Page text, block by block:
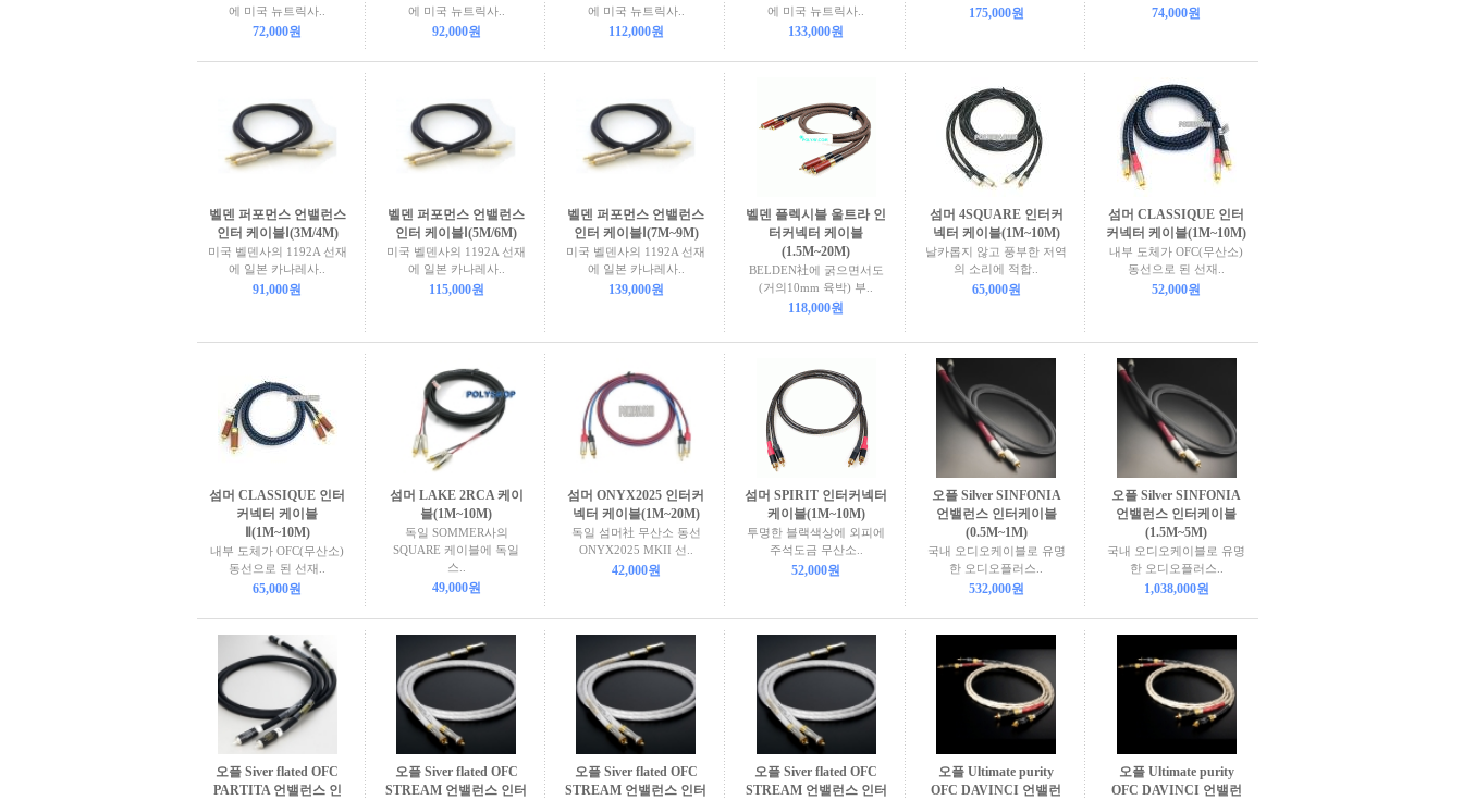
에 미국 뉴트릭사..
72,000원
에 미국 뉴트릭사..
92,000원
에 미국 뉴트릭사..
112,000원
에 미국 뉴트릭사..
133,000원
175,000원 74,000원
벨덴 퍼포먼스 언밸런스
인터 케이블Ⅰ(3M/4M)
미국 벨덴사의 1192A 선재
에 일본 카나레사..
91,000원
벨덴 퍼포먼스 언밸런스
인터 케이블Ⅰ(5M/6M)
미국 벨덴사의 1192A 선재
에 일본 카나레사..
115,000원
벨덴 퍼포먼스 언밸런스
인터 케이블Ⅰ(7M~9M)
미국 벨덴사의 1192A 선재
에 일본 카나레사..
139,000원
벨덴 플렉시블 울트라 인
터커넥터 케이블
(1.5M~20M)
BELDEN社에 굵으면서도
(거의10mm 육박) 부..
118,000원
섬머 4SQUARE 인터커
넥터 케이블(1M~10M)
날카롭지 않고 풍부한 저역
의 소리에 적합..
65,000원
섬머 CLASSIQUE 인터
커넥터 케이블(1M~10M)
내부 도체가 OFC(무산소)
동선으로 된 선재..
52,000원
섬머 CLASSIQUE 인터
커넥터 케이블
Ⅱ(1M~10M)
내부 도체가 OFC(무산소)
동선으로 된 선재..
65,000원
섬머 LAKE 2RCA 케이
블(1M~10M)
독일 SOMMER사의
SQUARE 케이블에 독일
스..
49,000원
섬머 ONYX2025 인터커
넥터 케이블(1M~20M)
독일 섬머社 무산소 동선
ONYX2025 MKII 선..
42,000원
섬머 SPIRIT 인터커넥터
케이블(1M~10M)
투명한 블랙색상에 외피에
주석도금 무산소..
52,000원
오플 Silver SINFONIA
언밸런스 인터케이블
(0.5M~1M)
국내 오디오케이블로 유명
한 오디오플러스..
532,000원
오플 Silver SINFONIA
언밸런스 인터케이블
(1.5M~5M)
국내 오디오케이블로 유명
한 오디오플러스..
1,038,000원
오플 Siver flated OFC
PARTITA 언밸런스 인
오플 Siver flated OFC
STREAM 언밸런스 인터
오플 Siver flated OFC
STREAM 언밸런스 인터
오플 Siver flated OFC
STREAM 언밸런스 인터
오플 Ultimate purity
OFC DAVINCI 언밸런
오플 Ultimate purity
OFC DAVINCI 언밸런